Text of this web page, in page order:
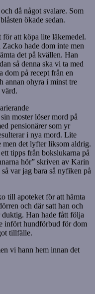
då något svalare. Som
ökade sedan.
att köpa lite läkemedel.
hade dom inte men
det på kvällen. Han
så denna ska vi ta med
dom på recept från en
annan ohyra i minst tre
moster löser mord på
pensionärer som yr
i nya mord. Lite
men det lyfter liksom aldrig.
tipps från bokslukarna på
hör” skriven av Karin
var jag bara så nyfiken på
till apoteket för att hämta
och där satt han och
Han hade fått följa
infört hundförbud för dom
tillfälle.
vi hann hem innan det